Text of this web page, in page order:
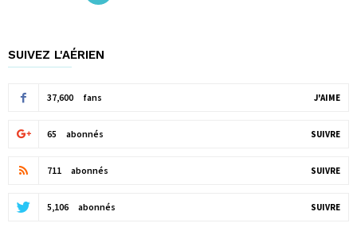
SUIVEZ L'AÉRIEN
37,600 fans J'AIME
65 abonnés SUIVRE
711 abonnés SUIVRE
5,106 abonnés SUIVRE